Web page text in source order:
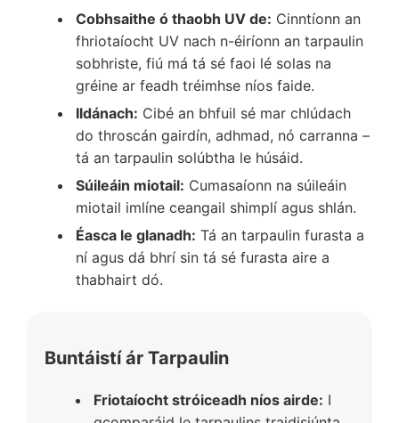
Cobhsaithe ó thaobh UV de: Cinntíonn an
fhriotaíocht UV nach n-éiríonn an tarpaulin
sobhriste, fiú má tá sé faoi lé solas na
gréine ar feadh tréimhse níos faide.
Ildánach: Cibé an bhfuil sé mar chlúdach
do throscán gairdín, adhmad, nó carranna –
tá an tarpaulin solúbtha le húsáid.
Súileáin miotail: Cumasaíonn na súileáin
miotail imlíne ceangail shimplí agus shlán.
Éasca le glanadh: Tá an tarpaulin furasta a
ní agus dá bhrí sin tá sé furasta aire a
thabhairt dó.
Buntáistí ár Tarpaulin
Friotaíocht stróiceadh níos airde: I